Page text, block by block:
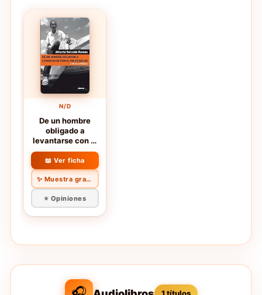
N/D
De un hombre
obligado a
levantarse con el
pie derecho y
otras crónicas
📖 Ver ficha
✨ Muestra gratis
⭐ Opiniones